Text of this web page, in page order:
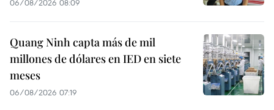
Quang Ninh capta más de mil
millones de dólares en IED en siete
meses
06/08/2026 07:19